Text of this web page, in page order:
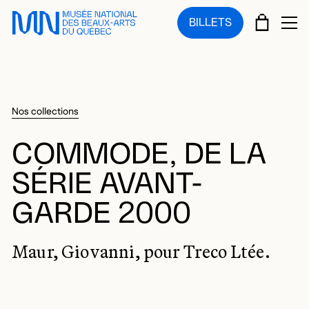
Sauter au menu principal
Sauter au contenu principal
Sauter au pied de page
BILLETS PANIER
Nos collections
COMMODE, DE LA
SÉRIE AVANT-
GARDE 2000
Maur, Giovanni, pour Treco Ltée.